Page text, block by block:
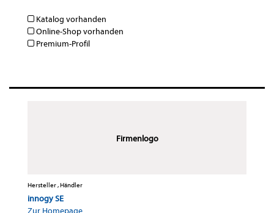
Katalog vorhanden
Online-Shop vorhanden
Premium-Profil
Firmenlogo
Hersteller , Händler
innogy SE